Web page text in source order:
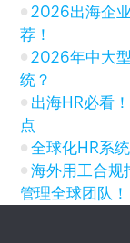
2026出海企
荐！
2026年中大
统？
出海HR必看
点
全球化HR系
海外用工合规
管理全球团队！